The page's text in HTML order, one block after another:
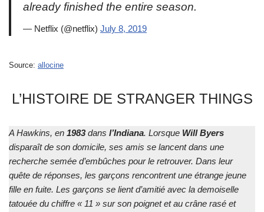
already finished the entire season.
— Netflix (@netflix) July 8, 2019
Source: allocine
L’HISTOIRE DE STRANGER THINGS
A Hawkins, en 1983dans l’Indiana. Lorsque Will Byers
disparaît de son domicile, ses amis se lancent dans une
recherche semée d’embûches pour le retrouver. Dans leur
quête de réponses, les garçons rencontrent une étrange jeune
fille en fuite. Les garçons se lient d’amitié avec la demoiselle
tatouée du chiffre « 11 » sur son poignet et au crâne rasé et